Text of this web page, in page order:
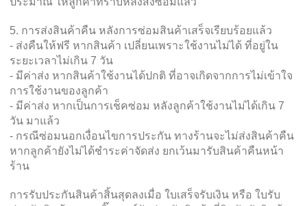
5. การส่งสินค้าคืน หลังการซ่อมสินค้าเสร็จเรียบร้อยแล้ว
- ส่งคืนให้ฟรี หากสินค้า เปลี่ยนเพราะใช้งานไม่ได้ ที่อยู่ใน
ระยะเวลาไม่เกิน 7 วัน
- มีค่าส่ง หากสินค้าใช้งานได้ปกติ ที่อาจเกิดจากการไม่เข้าใจ
การใช้งานของลูกค้า
- มีค่าส่ง หากเป็นการเช็คซ่อม หลังลูกค้าใช้งานไม่ได้เกิน 7
วัน มาแล้ว
- กรณีซ่อมนอกเงื่อนไขการประกัน ทางร้านจะไม่ส่งสินค้าคืน
หากลูกค้ายังไม่ได้ชำระค่าจัดส่ง ยกเว้นมารับสินค้าคืนหน้า
ร้าน
การรับประกันสินค้าสิ้นสุดลงเมื่อ ใบเสร็จรับเงิน หรือ ใบรับ